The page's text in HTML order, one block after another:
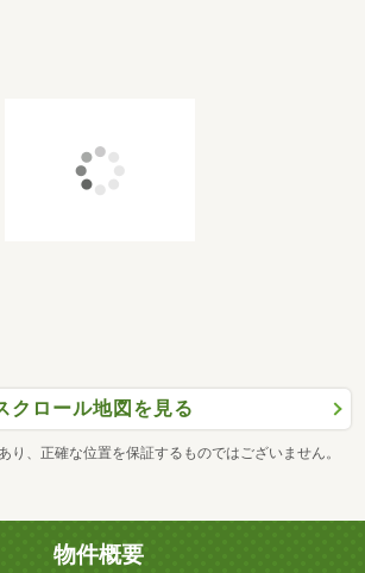
クロール地図を見る
り、正確な位置を保証するものではございません。
物件概要